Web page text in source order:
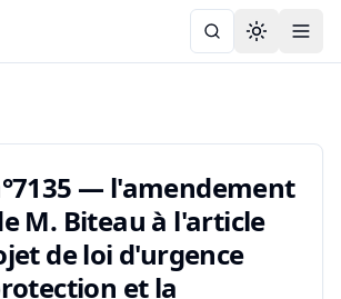
Toggle
— l'amendement
M. Biteau à l'article
de loi d'urgence
et la